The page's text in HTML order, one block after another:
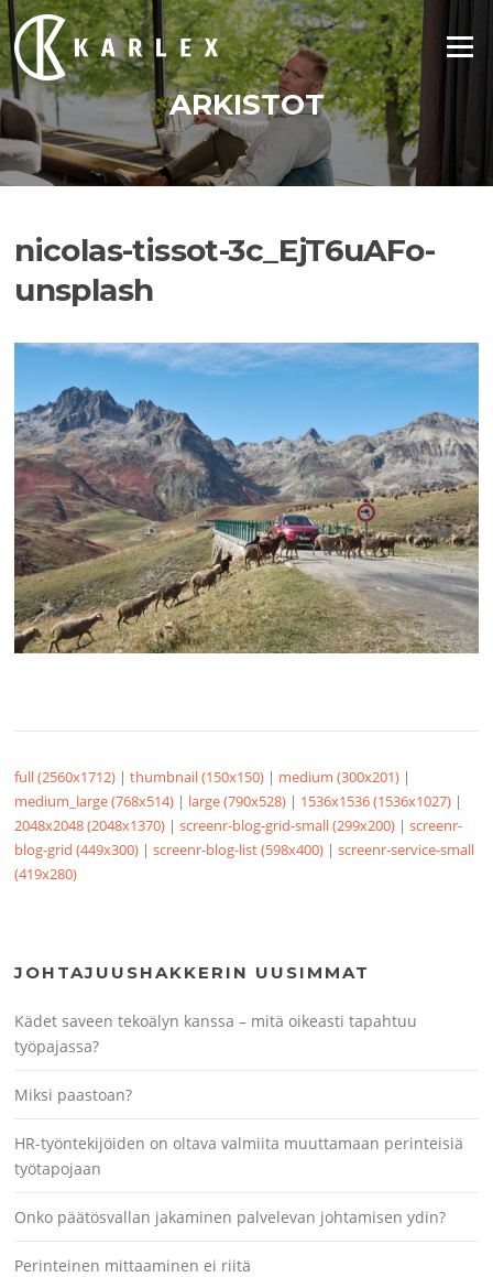
Siirry
suoraan
sisältöön
Valikko
ARKISTOT
nicolas-tissot-3c_EjT6uAFo-
unsplash
full (2560x1712) |thumbnail (150x150) | medium (300x201) |
medium_large (768x514) | large (790x528) | 1536x1536 (1536x1027) |
2048x2048 (2048x1370) |screenr-blog-grid-small (299x200) |screenr-
blog-grid (449x300) |screenr-blog-list (598x400) |screenr-service-small
(419x280)
JOHTAJUUSHAKKERIN UUSIMMAT
Kädet saveen tekoälyn kanssa – mitä oikeasti tapahtuu
työpajassa?
Miksi paastoan?
HR-työntekijöiden on oltava valmiita muuttamaan perinteisiä
työtapojaan
Onko päätösvallan jakaminen palvelevan johtamisen ydin?
Perinteinen mittaaminen ei riitä